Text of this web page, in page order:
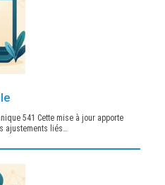
541 Cette mise à jour apporte
ajustements liés…